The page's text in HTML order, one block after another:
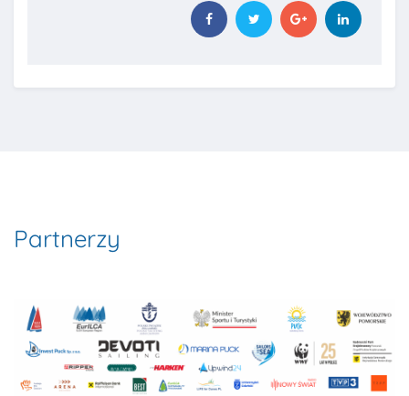
Partnerzy